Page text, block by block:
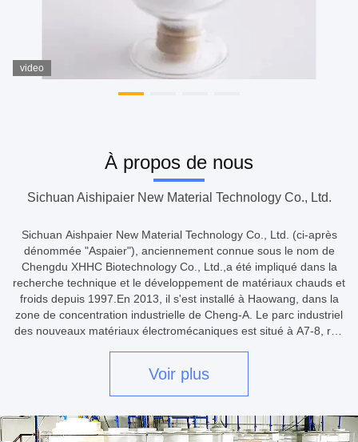
video
À propos de nous
Sichuan Aishipaier New Material Technology Co., Ltd.
Sichuan Aishpaier New Material Technology Co., Ltd. (ci-après
dénommée "Aspaier"), anciennement connue sous le nom de
Chengdu XHHC Biotechnology Co., Ltd.,a été impliqué dans la
recherche technique et le développement de matériaux chauds et
froids depuis 1997.En 2013, il s'est installé à Haowang, dans la
zone de concentration industrielle de Cheng-A. Le parc industriel
des nouveaux matériaux électromécaniques est situé à A7-8, rue
Voir plus